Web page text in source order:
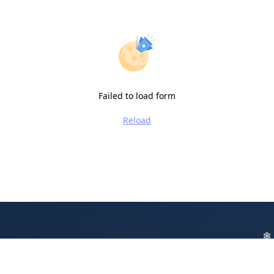
Failed to load form
Reload